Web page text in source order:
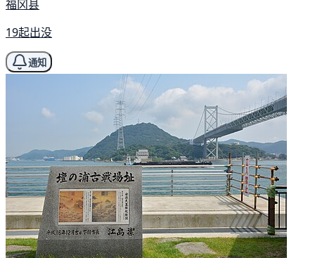
福冈县
19起出没
通知